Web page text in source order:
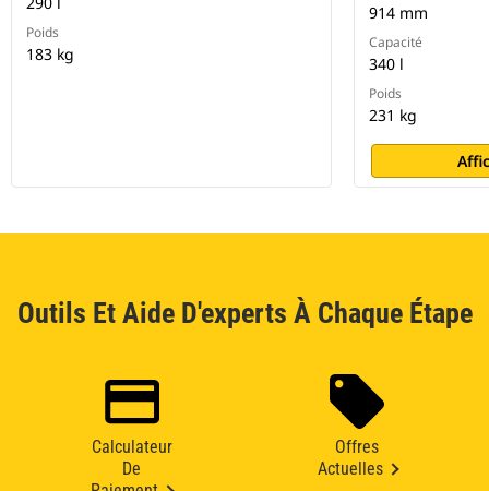
Poids
183 kg
914 mm
Capacité
340 l
Poids
231 kg
Outils Et Aide D'experts À Chaque Étape
Calculateur
De
Offres
Actuelles